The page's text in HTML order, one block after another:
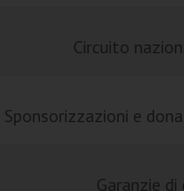
Circuito
Sponsorizzazioni e
Garanzie